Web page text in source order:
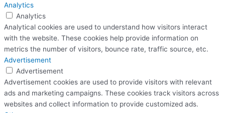
Analytics
Analytics
Analytical cookies are used to understand how visitors interact
with the website. These cookies help provide information on
metrics the number of visitors, bounce rate, traffic source, etc.
Advertisement
Advertisement
Advertisement cookies are used to provide visitors with relevant
ads and marketing campaigns. These cookies track visitors across
websites and collect information to provide customized ads.